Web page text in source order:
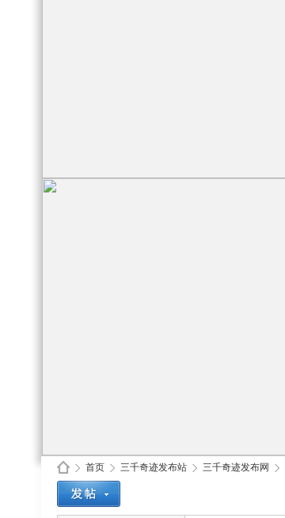
首页 三千奇迹发布站 三千奇迹发布网